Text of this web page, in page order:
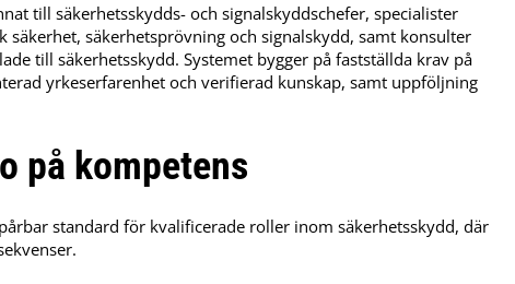
till säkerhetsskydds- och signalskyddschefer, specialister
säkerhetsprövning och signalskydd, samt konsulter
till säkerhetsskydd. Systemet bygger på fastställda krav på
yrkeserfarenhet och verifierad kunskap, samt uppföljning
på kompetens
standard för kvalificerade roller inom säkerhetsskydd, där